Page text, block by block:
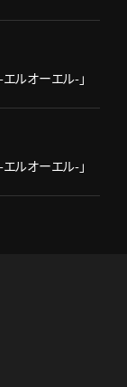
ルオーエル-」
ルオーエル-」